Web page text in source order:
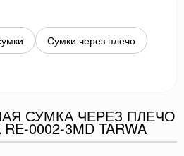
Сумки через плечо
СУМКА ЧЕРЕЗ ПЛЕЧО
0002-3MD TARWA